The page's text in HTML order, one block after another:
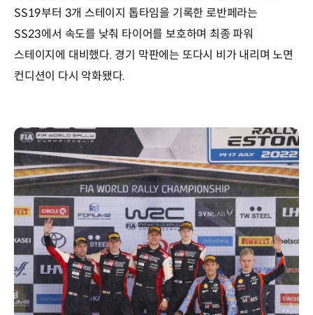
SS19부터 3개 스테이지 톱타임을 기록한 로반페라는
SS23에서 속도를 낮춰 타이어를 보호하며 최종 파워
스테이지에 대비했다. 경기 막판에는 또다시 비가 내리며 노면
컨디션이 다시 악화됐다.